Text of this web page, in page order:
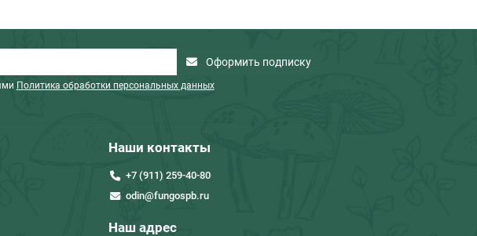
Оформить подписку
Политика обработки персональных данных
Наши контакты
+7 (911) 259-40-80
odin@fungospb.ru
Наш адрес